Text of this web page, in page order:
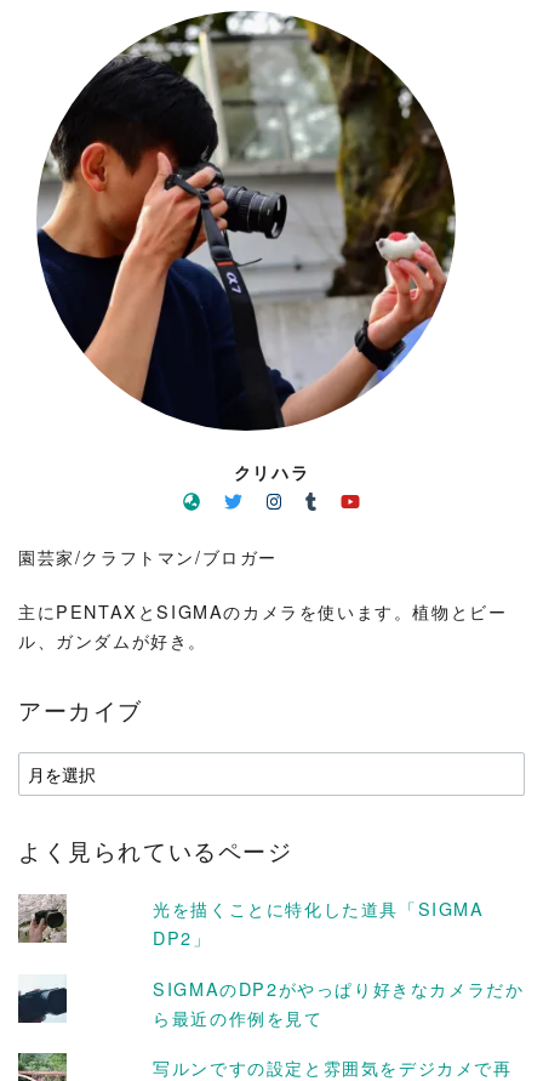
クリハラ
園芸家/クラフトマン/ブロガー
主にPENTAXとSIGMAのカメラを使います。植物とビー
ル、ガンダムが好き。
アーカイブ
ア
ー
イ
よく見られているページ
光を描くことに特化した道具「SIGMA
DP2」
SIGMAのDP2がやっぱり好きなカメラだか
ら最近の作例を見て
写ルンですの設定と雰囲気をデジカメで再